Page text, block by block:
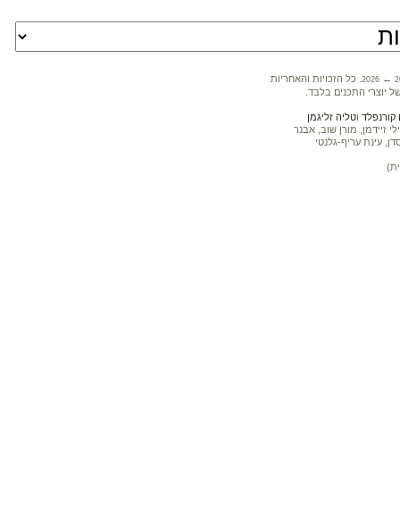
2026 ←
. כל הזכויות והאחריות
יוצרי התכנים בלבד.
וטליה זליגמן
זיידמן, מורן שוב, אבנר
עינת עריף-גלנטי